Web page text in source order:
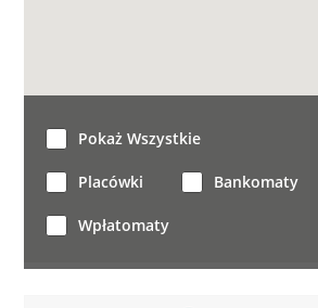
Pokaż Wszystkie
Placówki Bankomaty
Wpłatomaty